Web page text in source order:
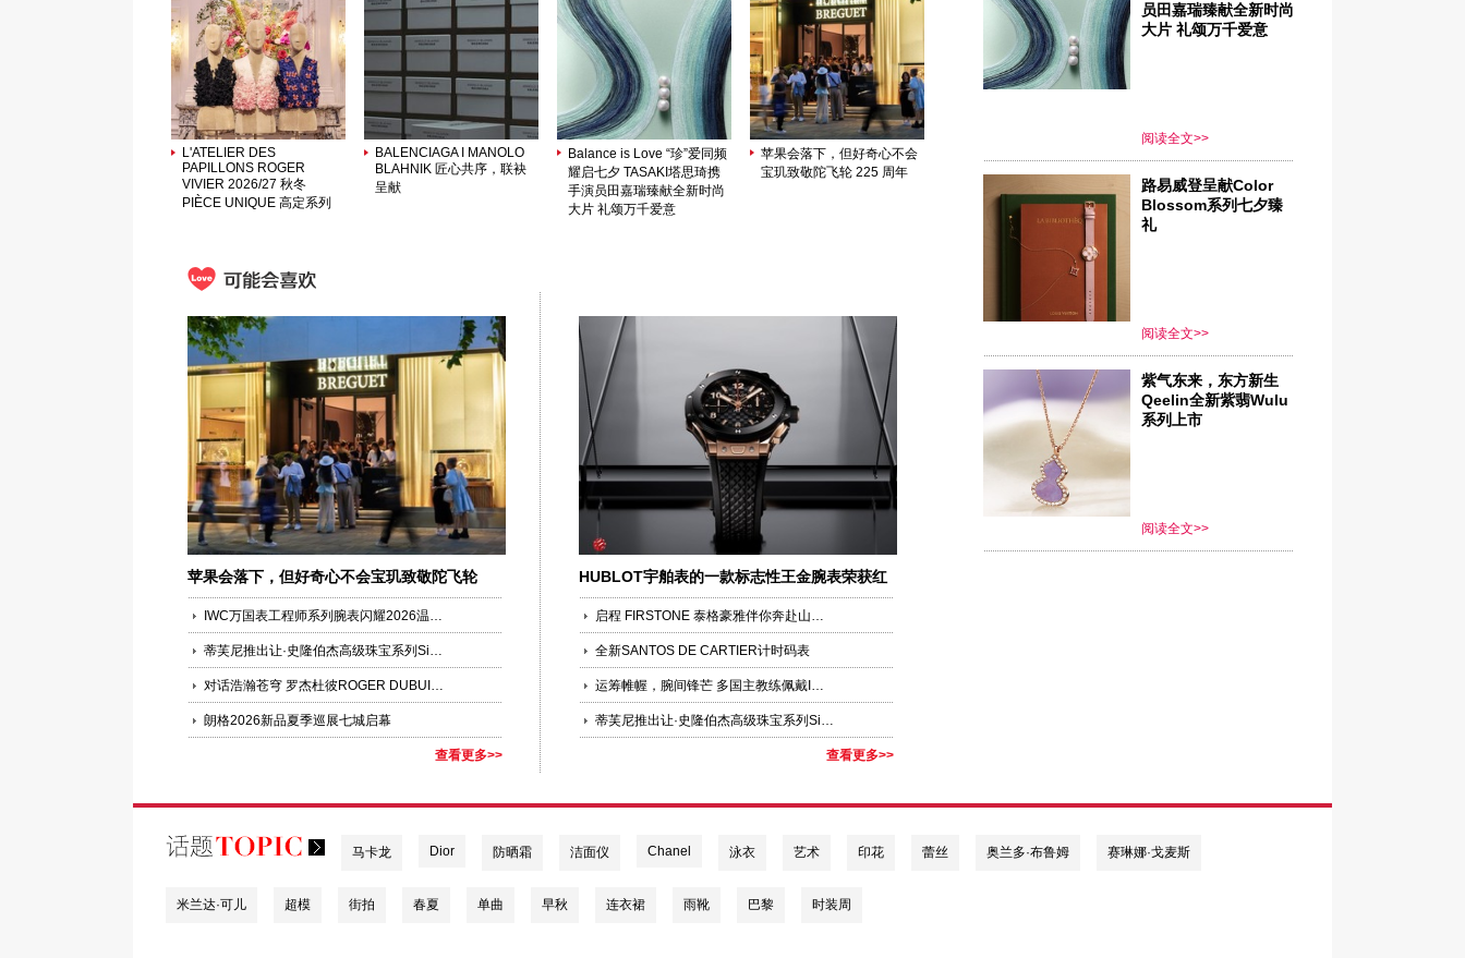
L'ATELIER DES
PAPILLONS ROGER
VIVIER 2026/27 秋冬
PIÈCE UNIQUE 高定系列
BALENCIAGA I MANOLO
BLAHNIK 匠心共序，联袂
呈献
Balance is Love “珍”爱同频
耀启七夕 TASAKI塔思琦携
手演员田嘉瑞臻献全新时尚
大片 礼颂万千爱意
苹果会落下，但好奇心不会
宝玑致敬陀飞轮 225 周年
苹果会落下，但好奇心不会宝玑致敬陀飞轮
225 周年
IWC万国表工程师系列腕表闪耀2026温布尔登网球锦标赛
蒂芙尼推出让·史隆伯杰高级珠宝系列Sixteen Stone珍珠母贝与红宝石腕表
对话浩瀚苍穹 罗杰杜彼ROGER DUBUIS “寰宇律动”高级制表全球巡展重磅登陆北京
朗格2026新品夏季巡展七城启幕
查看更多>>
HUBLOT宇舶表的一款标志性王金腕表荣获红
点设计大奖
启程 FIRSTONE 泰格豪雅伴你奔赴山海，铭刻青春第一枚专属印记
全新SANTOS DE CARTIER计时码表
运筹帷幄，腕间锋芒 多国主教练佩戴IWC万国表亮相2026国际足联世界杯小组赛
蒂芙尼推出让·史隆伯杰高级珠宝系列Sixteen Stone珍珠母贝与红宝石腕表
查看更多>>
员田嘉瑞臻献全新时尚
大片 礼颂万千爱意
阅读全文>>
路易威登呈献Color
Blossom系列七夕臻
礼
阅读全文>>
紫气东来，东方新生
Qeelin全新紫翡Wulu
系列上市
阅读全文>>
马卡龙 Dior 防晒霜 洁面仪 Chanel 泳衣 艺术 印花 蕾丝 奥兰多·布鲁姆 赛琳娜·戈麦斯
米兰达·可儿 超模 街拍 春夏 单曲 早秋 连衣裙 雨靴 巴黎 时装周